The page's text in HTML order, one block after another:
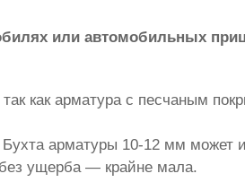
или автомобильных
как арматура с песчаным
арматуры 10-12 мм может
без ущерба — крайне мала.